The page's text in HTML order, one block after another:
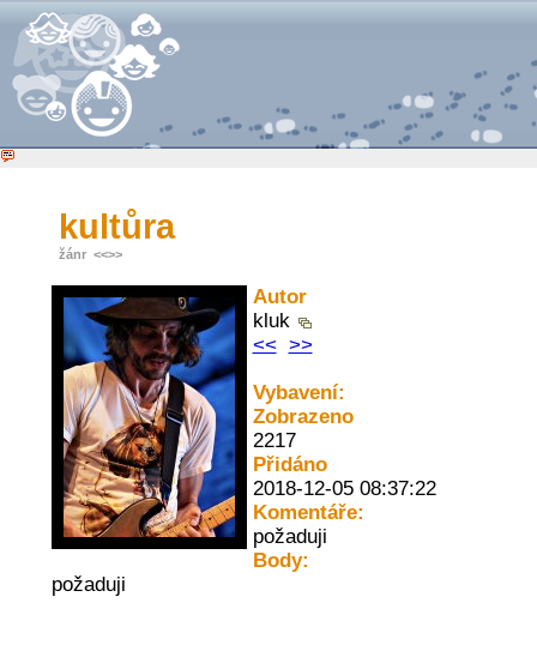
kultůra
žánr <<>>
Autor
kluk
<< >>
Vybavení:
Zobrazeno
2217
Přidáno
2018-12-05 08:37:22
Komentáře:
požaduji
Body:
požaduji